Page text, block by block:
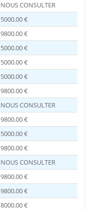
NOUS CONSULTER
5000.00 €
9800.00 €
5000.00 €
5000.00 €
5000.00 €
9800.00 €
NOUS CONSULTER
9800.00 €
5000.00 €
9800.00 €
NOUS CONSULTER
9800.00 €
9800.00 €
8000.00 €